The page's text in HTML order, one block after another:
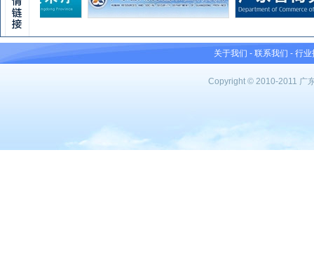
关于我们 - 联系我们 - 行业
Copyright © 2010-2011 广